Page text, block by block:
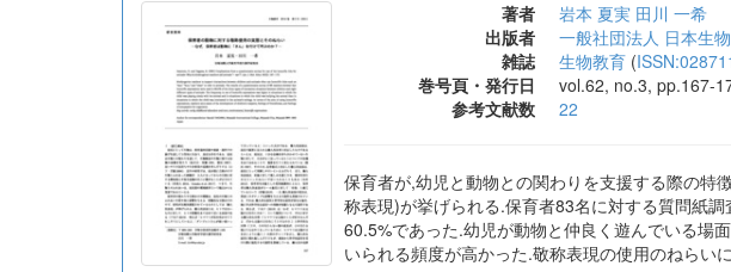
著者 岩本 夏実 田川 一希
出版者
一般社団法人 日本生
雑誌
生物教育 (
巻号頁・発行日
vol.62, no.3, pp.167-
参考文献数
22
保育者が,幼児と動物との関わりを支援する際の特
称表現)が挙げられる.保育者83名に対する質問紙
60.5%であった.幼児が動物と仲良く遊んでいる場
いられる頻度が高かった.敬称表現の使用のねらい